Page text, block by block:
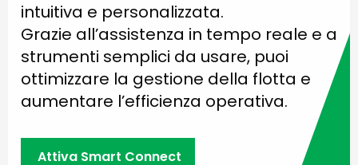
intuitiva e personalizzata.
Grazie all’assistenza in tempo reale e a
strumenti semplici da usare, puoi
ottimizzare la gestione della flotta e
aumentare l’efficienza operativa.
Attiva Smart Connect